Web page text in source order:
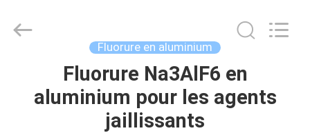
Imp.&Exp.Co.,Ltd.
Fluorure en aluminium
Fluorure Na3AlF6 en
aluminium pour les agents
jaillissants